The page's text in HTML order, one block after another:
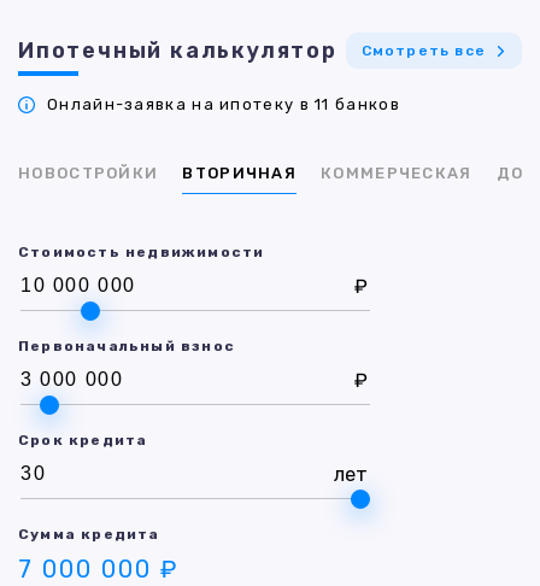
Ипотечный калькулятор Смотреть все
Онлайн-заявка на ипотеку в 11 банков
НОВОСТРОЙКИ ВТОРИЧНАЯ КОММЕРЧЕСКАЯ ДОМ
Стоимость недвижимости
₽
Первоначальный взнос
₽
Срок кредита
лет
Сумма кредита
7 000 000 ₽